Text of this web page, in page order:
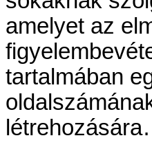
amelyet az
tartalmában